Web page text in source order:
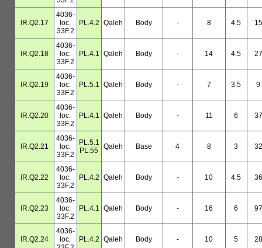
IR.Q2.17
4036-
loc.
33F.2
PL.4.2 Qaleh Body - 8 4.5 15
IR.Q2.18
4036-
loc.
33F.2
PL.4.1 Qaleh Body - 14 4.5 27
IR.Q2.19
4036-
loc.
33F.2
PL.5.1 Qaleh Body - 7 3.5 9
IR.Q2.20
4036-
loc.
33F.2
PL.4.1 Qaleh Body - 11 6 37
IR.Q2.21
4036-
loc.
33F.2
PL.5.1
PL.55
Qaleh Base 4 8 3 32
IR.Q2.22
4036-
loc.
33F.2
PL.4.2 Qaleh Body - 10 4.5 36
IR.Q2.23
4036-
loc.
33F.2
PL.4.1 Qaleh Body - 16 6 97
IR.Q2.24
4036-
loc.
PL.4.2 Qaleh Body - 10 5 28